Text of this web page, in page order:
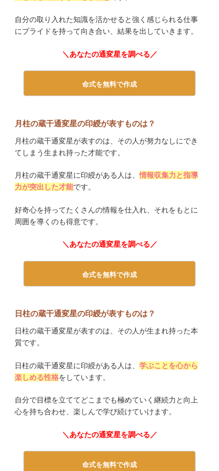
自分の取り入れた知識を活かせると強く感じられる仕事
にプライドを持って向き合い、結果を出していきます。
＼あなたの通変星を調べる／
命式を無料で作成
月柱の蔵干通変星の印綬が表すものは？
月柱の蔵干通変星が表すのは、その人が努力なしにでき
てしまう生まれ持った才能です。
月柱の蔵干通変星に印綬がある人は、情報収集力と指導
力が突出した才能です。
好奇心を持ってたくさんの情報を仕入れ、それをもとに
周囲を導くのも得意です。
＼あなたの通変星を調べる／
命式を無料で作成
日柱の蔵干通変星の印綬が表すものは？
日柱の蔵干通変星が表すのは、その人が生まれ持った本
質です。
日柱の蔵干通変星に印綬がある人は、 学ぶことを心から
楽しめる性格をしています。
自分で目標を立ててどこまでも極めていく継続力と向上
心を持ち合わせ、楽しんで学び続けていけます。
＼あなたの通変星を調べる／
命式を無料で作成